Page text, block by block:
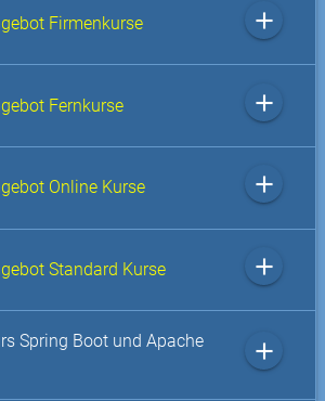
Firmenkurse add
Fernkurse add
Online Kurse add
Standard Kurse add
Spring Boot und Apache
add